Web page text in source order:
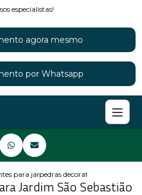
especialistas!
agora mesmo
por Whatsapp
para jardimpedras decorativas para
Jardim São Sebastião